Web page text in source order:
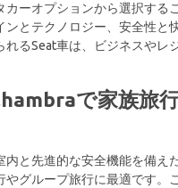
カーオプションから選択する
ンとテクノロジー、安全性と
れるSeat車は、ビジネスやレ
で家族旅
内と先進的な安全機能を備え
やグループ旅行に最適です。